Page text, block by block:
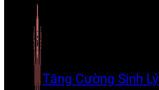
Tăng Cường Sinh Lý